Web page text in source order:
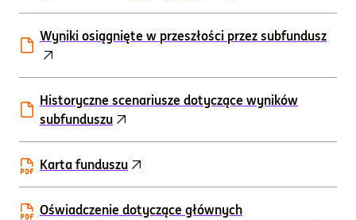
Wyniki osiągnięte w przeszłości przez subfundusz
Historyczne scenariusze dotyczące wyników
subfunduszu
Karta funduszu
Oświadczenie dotyczące głównych